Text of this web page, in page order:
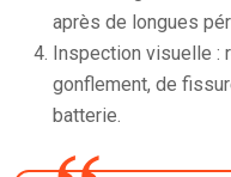
après de longues
Inspection visuelle :
gonflement, de
batterie.